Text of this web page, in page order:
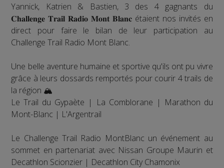
Yannick, Katrien & Bastien, 3 des 4 gagnants du
𝐂𝐡𝐚𝐥𝐥𝐞𝐧𝐠𝐞 𝐓𝐫𝐚𝐢𝐥 𝐑𝐚𝐝𝐢𝐨 𝐌𝐨𝐧𝐭 𝐁𝐥𝐚𝐧𝐜 étaient nos invités en
direct pour faire le bilan de leur participation au
Challenge Trail Radio Mont Blanc.
Une belle aventure humaine et sportive qu'ils ont pu vivre
grâce à leurs dossards remportés pour courir 4 trails de
la région 🏔️
Le Trail du Gypaète | La Comblorane | Marathon du
Mont-Blanc | L'Argentrail
Le Challenge Trail Radio MontBlanc un événement au
sommet en partenariat avec Nissan Groupe Maurin et
Decathlon Scionzier | Decathlon City Chamonix